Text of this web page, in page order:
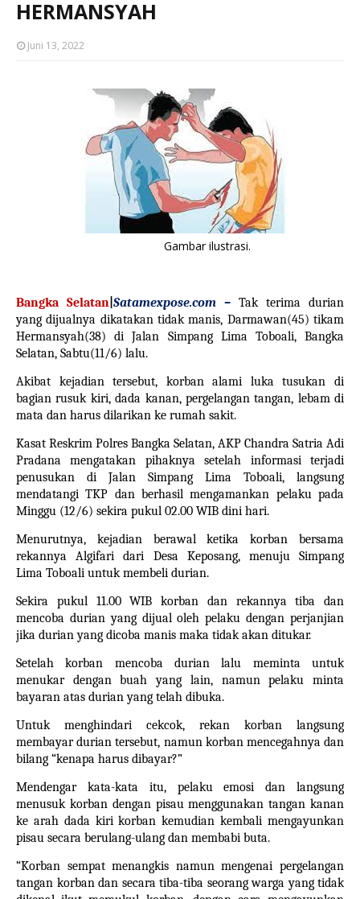
HERMANSYAH
Juni 13, 2022
Gambar ilustrasi.
Bangka Selatan Satamexpose.com – Tak terima durian
yang dijualnya dikatakan tidak manis, Darmawan(45) tikam
Hermansyah(38) di Jalan Simpang Lima Toboali, Bangka
Selatan, Sabtu(11/6) lalu.
Akibat kejadian tersebut, korban alami luka tusukan di
bagian rusuk kiri, dada kanan, pergelangan tangan, lebam di
mata dan harus dilarikan ke rumah sakit.
Kasat Reskrim Polres Bangka Selatan, AKP Chandra Satria Adi
Pradana mengatakan pihaknya setelah informasi terjadi
penusukan di Jalan Simpang Lima Toboali, langsung
mendatangi TKP dan berhasil mengamankan pelaku pada
Minggu (12/6) sekira pukul 02.00 WIB dini hari.
Menurutnya, kejadian berawal ketika korban bersama
rekannya Algifari dari Desa Keposang, menuju Simpang
Lima Toboali untuk membeli durian.
Sekira pukul 11.00 WIB korban dan rekannya tiba dan
mencoba durian yang dijual oleh pelaku dengan perjanjian
jika durian yang dicoba manis maka tidak akan ditukar.
Setelah korban mencoba durian lalu meminta untuk
menukar dengan buah yang lain, namun pelaku minta
bayaran atas durianyang telah dibuka.
Untuk menghindari cekcok, rekan korban langsung
membayar durian tersebut, namun korban mencegahnya dan
bilang “kenapa harus dibayar?”
Mendengar kata-kata itu, pelaku emosi dan langsung
menusuk korban dengan pisau menggunakan tangan kanan
ke arah dada kiri korban kemudian kembali mengayunkan
pisau secara berulang-ulang dan membabi buta.
“Korban sempat menangkis namun mengenai pergelangan
tangan korban dan secara tiba-tiba seorang warga yang tidak